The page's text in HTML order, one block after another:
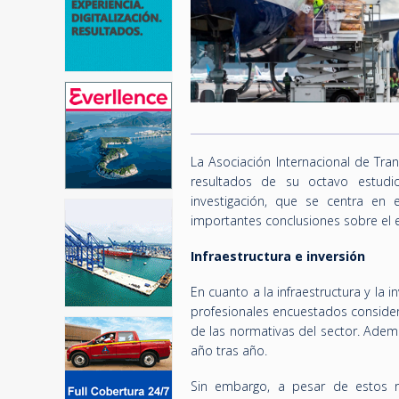
La Asociación Internacional de
resultados de su octavo
investigación, que se centra en
importantes conclusiones sobre el
Infraestructura e inversión
En cuanto a la infraestructura y la
profesionales encuestados
de las normativas del sector.
año tras año.
Sin embargo, a pesar de estos